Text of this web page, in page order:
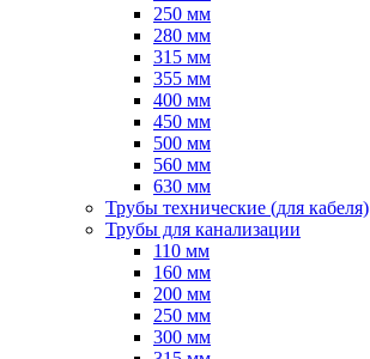
250 мм
280 мм
315 мм
355 мм
400 мм
450 мм
500 мм
560 мм
630 мм
Трубы технические (для кабеля)
Трубы для канализации
110 мм
160 мм
200 мм
250 мм
300 мм